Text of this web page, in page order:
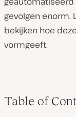
gevolgen enorm.
bekijken hoe
vormgeeft.
Table of